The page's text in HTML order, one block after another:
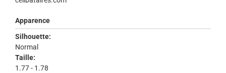
Apparence
Silhouette:
Normal
Taille:
1.77 - 1.78